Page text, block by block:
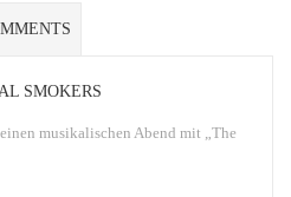
SMOKERS
musikalischen Abend mit „The